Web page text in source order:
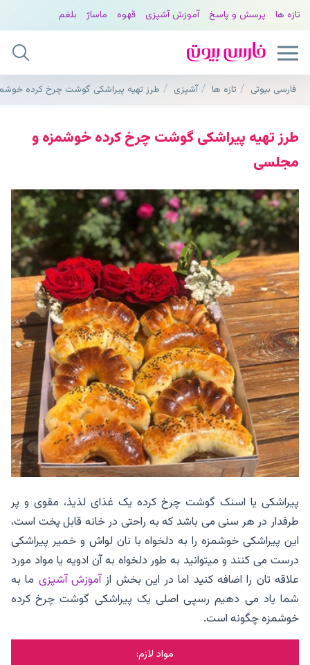
تازه ها پرسش و پاسخ آموزش آشپزی قهوه ماساژ بلغم
فارسی بیوتی تازه ها آشپزی طرز تهیه پیراشکی گوشت چرخ کرده
طرز تهیه پیراشکی گوشت چرخ کرده خوشمزه و
مجلسی
پیراشکی یا اسنک گوشت چرخ کرده یک غذای لذیذ، مقوی و پر
طرفدار در هر سنی می باشد که به راحتی در خانه قابل پخت است،
این پیراشکی خوشمزه را به دلخواه با نان لواش و خمیر پیراشکی
درست می کنند و میتوانید به طور دلخواه به آن ادویه یا مواد مورد
علاقه تان را اضافه کنید اما در این بخش ازآموزش آشپزی ما به
شما یاد می دهیم رسپی اصلی یک پیراشکی گوشت چرخ کرده
خوشمزه چگونه است.
مواد لازم: